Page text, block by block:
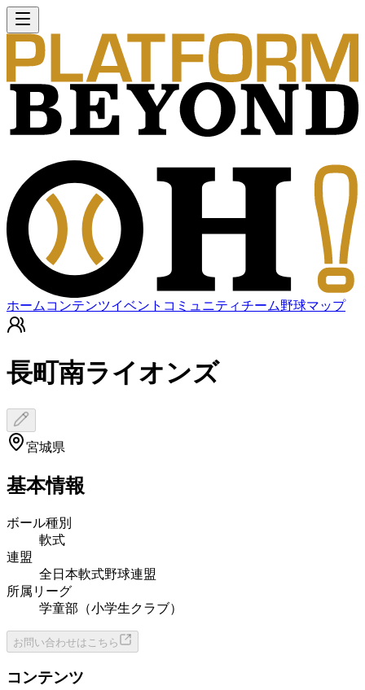
ホーム コンテンツイベント コミュニティチーム野球マップ
長町南ライオンズ
宮城県
基本情報
ボール種別
軟式
連盟
全日本軟式野球連盟
所属リーグ
学童部（小学生クラブ）
お問い合わせはこちら
コンテンツ